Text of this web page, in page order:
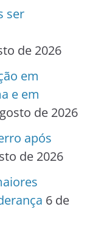
ser
de 2026
em
e em
de 2026
após
de 2026
6 de